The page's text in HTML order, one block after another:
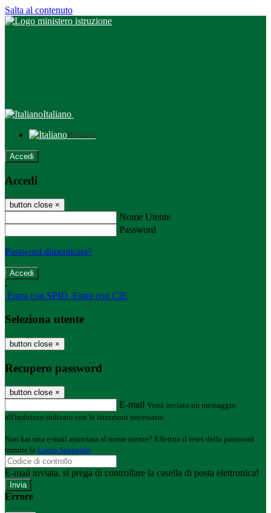
Salta al contenuto
Italiano
Italiano
Accedi
Accedi
button close ×
Nome Utente
Password
Password dimenticata?
-
Entra con SPID Entra con CIE
Seleziona utente
button close ×
Recupero password
button close ×
E-mail Verrà inviato un messaggio
all'indirizzo indicato con le istruzioni necessarie.
Non hai una e-mail associata al nome utente? Effettua il reset della password
tramite la Login Spaggiari
E-mail inviata, si prega di controllare la casella di posta elettronica!
Errore